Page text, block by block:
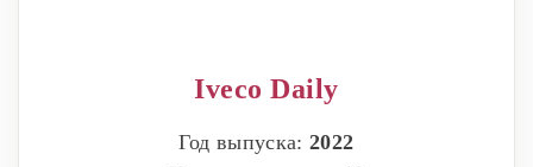
Iveco Daily
Год выпуска:2022